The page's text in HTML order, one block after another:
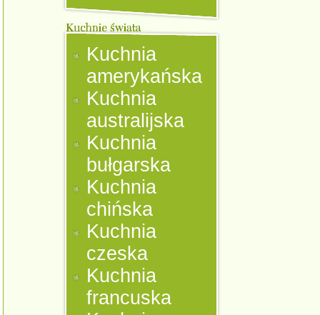
Kuchnia
amerykańska
Kuchnia
australijska
Kuchnia
bułgarska
Kuchnia
chińska
Kuchnia
czeska
Kuchnia
francuska